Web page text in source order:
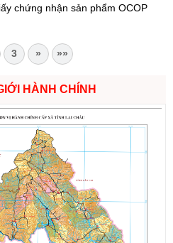
chứng nhận sản phẩm OCOP
3 » »»
HÀNH CHÍNH